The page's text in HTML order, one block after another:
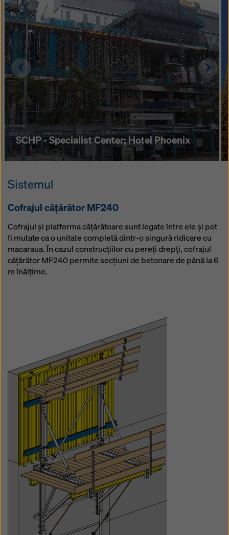
SCHP - Specialist Center; Hotel Phoenix
Left
Sistemul
Cofrajul căţărător MF240
Cofrajul şi platforma căţărătoare sunt legate între ele şi pot
fi mutate ca o unitate completă dintr-o singură ridicare cu
macaraua. În cazul construcţiilor cu pereţi drepţi, cofrajul
căţărător MF240 permite secţiuni de betonare de până la 6
m înălţime.